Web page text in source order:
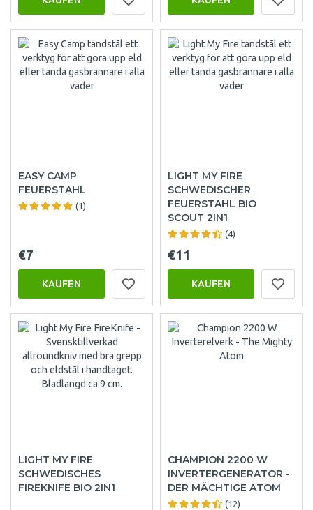
EASY CAMP
FEUERSTAHL
(1)
€7
KAUFEN
LIGHT MY FIRE
SCHWEDISCHER
FEUERSTAHL BIO
SCOUT 2IN1
(4)
€11
KAUFEN
LIGHT MY FIRE
SCHWEDISCHES
FIREKNIFE BIO 2IN1
CHAMPION 2200 W
INVERTERGENERATOR -
DER MÄCHTIGE ATOM
(12)